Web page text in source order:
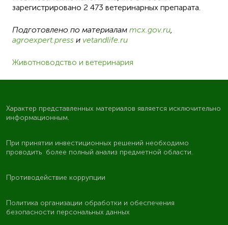
зарегистрировано 2 473 ветеринарных препарата.
Подготовлено по материалам mcx.gov.ru
agroexpert.press и vetandlife.ru
Животноводство и ветеринария
Характер представленных материалов является исключительно
информационным.
При принятии инвестиционных решений необходимо
проводить более полный анализ предметной области.
Противодействие коррупции
Политика организации обработки и обеспечения
безопасности персональных данных